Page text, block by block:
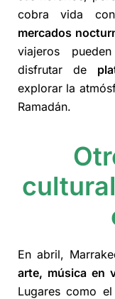
cobra vida
mercados
viajeros
disfrutar de
explorar la
Ramadán.
En abril,
arte, música en
Lugares como el